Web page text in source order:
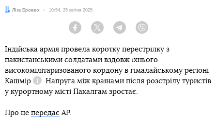
Автор:
Ліза Бровко Дата:
10:54, 25 квітня 2025
Facebook Twitter Telegram
Індійська армія провела коротку перестрілку з
пакистанськими солдатами вздовж їхнього
високомілітаризованого кордону в гімалайському регіоні
Кашмір
Довідка
. Напруга між країнами після розстрілу туристів
у курортному місті Пахалгам зростає.
Про це передає AP.